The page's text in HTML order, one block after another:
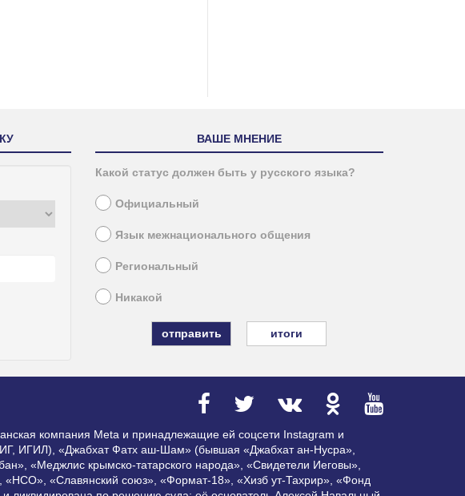
ВАШЕ МНЕНИЕ
Какой статус должен быть у русского языка?
Официальный
Язык межнационального общения
Региональный
Никакой
итоги
компания Meta и принадлежащие ей соцсети Instagram и
ИГИЛ), «Джабхат Фатх аш-Шам» (бывшая «Джабхат ан-Нусра»,
«Меджлис крымско-татарского народа», «Свидетели Иеговы»,
«НСО», «Славянский союз», «Формат-18», «Хизб ут-Тахрир», «Фонд